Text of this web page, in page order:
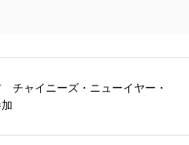
チャイニーズ・ニューイヤー・